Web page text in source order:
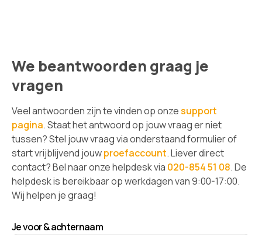
We beantwoorden graag je
vragen
Veel antwoorden zijn te vinden op onzesupport
pagina. Staat het antwoord op jouw vraag er niet
tussen? Stel jouw vraag via onderstaand formulier of
start vrijblijvend jouwproefaccount. Liever direct
contact? Bel naar onze helpdesk via 020-854 51 08. De
helpdesk is bereikbaar op werkdagen van 9:00-17:00.
Wij helpen je graag!
Je voor & achternaam